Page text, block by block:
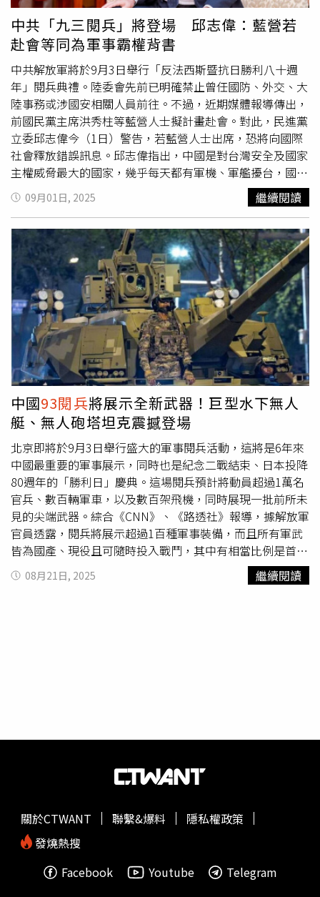
中共「九三閱兵」將登場 邱志偉：藍營若
赴會等同為軍事霸權背書
中共解放軍將於9月3日舉行「反法西斯暨抗日勝利八十週
年」閱兵典禮。陸委會先前已明確禁止曾任國防、外交、大
陸事務或涉國安相關人員前往。不過，近期媒體報導傳出，
前國民黨主席洪秀柱等藍營人士擬計畫赴會。對此，民進黨
立委邱志偉今（1日）警告，若藍營人士出席，恐將向國際
社會釋放錯誤訊息。邱志偉指出，中國是對台灣安全及國家
主權威脅最大的國家，幾乎每天都有軍機、軍艦擾台，國防
部必須時時因應。此時國民黨前主席及該黨人士卻前往觀禮
九三閱兵，看中共耀武揚威，不僅自貶國格，更形同向敵人
稱臣。他進一步質疑，藍營人士完全敵我不分。閱兵典禮主
要是展示武力，參加就等同對中國武力予以肯定。中國是獨
裁國家，威脅台灣及東亞和平穩定，歷來出席者多與「一帶
一路」計畫掛鉤，而非民主國家元首，國民黨人士若赴會，
無異於替中共軍事霸權背書。邱志偉痛批，國民黨人士若執
意赴中「舔共」，就是為中國軍事霸權按讚，嚴重傷害台灣
人民感情，他直言，這種行為等同認同中國武力，極為可
恥，已近乎叛國，應受法律制裁。
09月01日, 2025 繼續閱讀
中國93閱兵將展示全新武器！巨型水下無人
艇、無人砲塔坦克震撼登場
北京即將於9月3日舉行盛大的軍事閱兵活動，這將是6年來
中國最重要的軍事展示，同時也是紀念二戰結束、日本投降
80週年的「勝利日」慶典。這場閱兵預計將動員超過1萬名
官兵、數百輛軍車，以及數百架飛機，同時展現一批前所未
見的尖端武器。綜合《CNN》、《路透社》報導，據解放軍
官員透露，閱兵將展示超過1百種軍事裝備，而且所有軍武
皆為國產、現役且可隨時投入戰鬥，其中有相當比例是首次
公開的新型武器。採用無人砲塔、配備飛彈防禦及反無人機
裝置的新型坦克。（圖／翻攝自《新華社》）外界預期這些
其中包括俄羅斯總統普丁（Vladimir Putin）。這將是繼
閱兵；而普丁在2015年閱兵時亦曾到場。巨型水下無人
艇。（圖／翻攝自《新華社》）上一次的二戰閱兵有超過
埔寨等國的軍人，還有來自台灣、曾為中華民國軍隊作戰的
老兵。當時許多西方領導人選擇缺席，以免被解讀為支持中
拒絕出席。外國來賓則包括前德國總理施羅德（Gerhard
08月21日, 2025 繼續閱讀
關於CTWANT 聯繫&爆料
隱私權政策
發燒熱搜
Facebook
Youtube Telegram